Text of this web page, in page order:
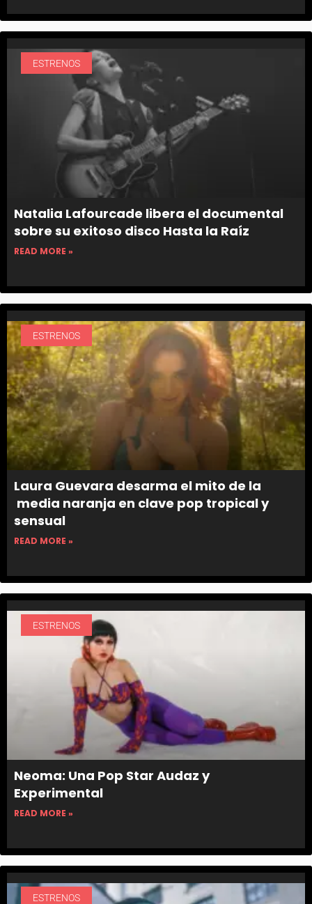
ESTRENOS
Natalia Lafourcade libera el documental
sobre su exitoso disco Hasta la Raíz
READ MORE »
ESTRENOS
Laura Guevara desarma el mito de la
media naranja en clave pop tropical y
sensual
READ MORE »
ESTRENOS
Neoma: Una Pop Star Audaz y
Experimental
READ MORE »
ESTRENOS